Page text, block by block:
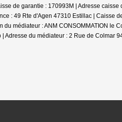
de garantie : 170993M | Adresse
: 49 Rte d'Agen 47310 Estillac | Caisse
médiateur : ANM CONSOMMATION le
du médiateur : 2 Rue de Colmar